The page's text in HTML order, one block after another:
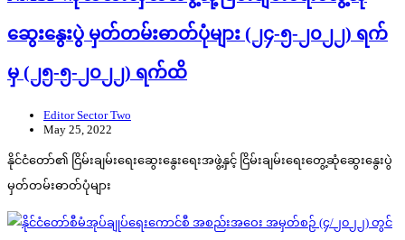
ဆွေးနွေးပွဲ မှတ်တမ်းဓာတ်ပုံများ (၂၄-၅-၂၀၂၂) ရက်
မှ (၂၅-၅-၂၀၂၂) ရက်ထိ
Editor Sector Two
May 25, 2022
နိုင်ငံတော်၏ ငြိမ်းချမ်းရေးဆွေးနွေးရေးအဖွဲ့နှင့် ငြိမ်းချမ်းရေးတွေ့ဆုံဆွေးနွေးပွဲ
မှတ်တမ်းဓာတ်ပုံများ